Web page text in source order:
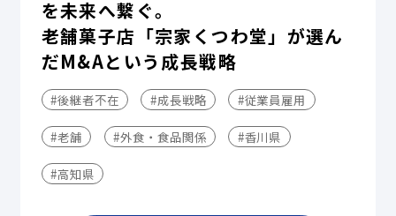
を未来へ繋ぐ。
老舗菓子店「宗家くつわ堂」が選ん
だM&Aという成長戦略
#後継者不在 #成長戦略 #従業員雇用
#老舗 #外食・食品関係 #香川県
#高知県